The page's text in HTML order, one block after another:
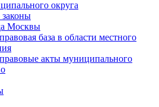
округа
Москвы
база в области местного
акты муниципального